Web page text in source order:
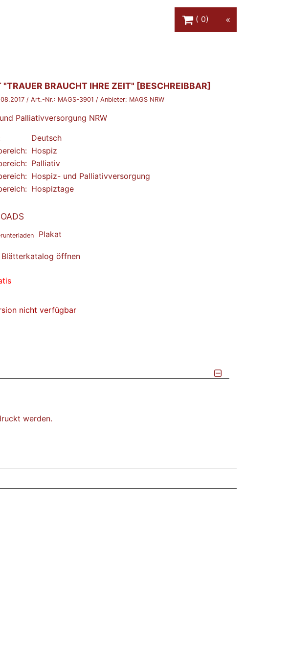
0
"TRAUER BRAUCHT IHRE ZEIT" [BESCHREIBBAR]
/ Art.-Nr.: MAGS-3901 / Anbieter: MAGS NRW
Palliativversorgung NRW
Deutsch
Hospiz
Palliativ
Hospiz- und Palliativversorgung
Hospiztage
Plakat
Blätterkatalog öffnen
nicht verfügbar
werden.